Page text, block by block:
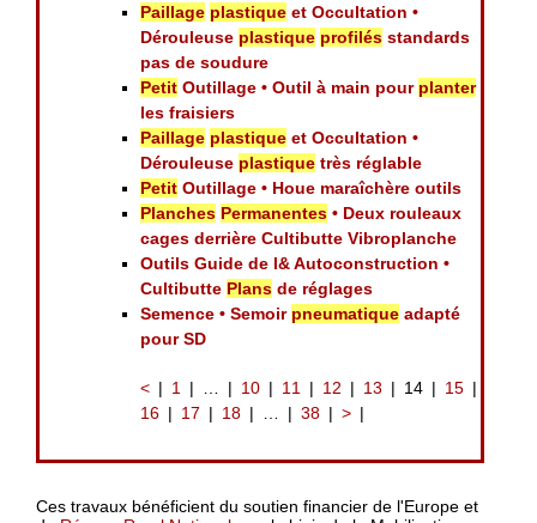
Paillage plastique et Occultation •
Dérouleuse plastique profilés standards
pas de soudure
Petit Outillage • Outil à main pour planter
les fraisiers
Paillage plastique et Occultation •
Dérouleuse plastique très réglable
Petit Outillage • Houe maraîchère outils
Planches Permanentes • Deux rouleaux
cages derrière Cultibutte Vibroplanche
Outils Guide de l& Autoconstruction •
Cultibutte Plans de réglages
Semence • Semoir pneumatique adapté
pour SD
< 1 … 10 11 12 13 14
15
16
17 18 … 38 >
Ces travaux bénéficient du soutien financier de l'Europe et